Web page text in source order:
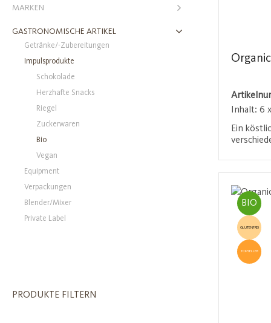
MARKEN
GASTRONOMISCHE ARTIKEL
Getränke/-Zubereitungen
Impulsprodukte
Schokolade
Herzhafte Snacks
Riegel
Zuckerwaren
Bio
Vegan
Equipment
Verpackungen
Blender/Mixer
Private Label
PRODUKTE FILTERN
Inhalt: 6 x
Ein
mit einer
und
BIO
GLUTENFREI
TOPSELLER